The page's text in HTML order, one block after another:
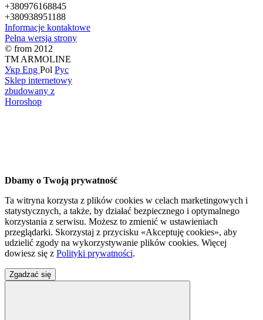
+380976168845
+380938951188
Informacje kontaktowe
Pełna wersja strony
© from 2012
TM ARMOLINE
Укр Eng Pol Рус
Sklep internetowy
zbudowany z
Horoshop
Dbamy o Twoją prywatność
Ta witryna korzysta z plików cookies w celach marketingowych i
statystycznych, a także, by działać bezpiecznego i optymalnego
korzystania z serwisu. Możesz to zmienić w ustawieniach
przeglądarki. Skorzystaj z przycisku «Akceptuję cookies», aby
udzielić zgody na wykorzystywanie plików cookies. Więcej
dowiesz się z Polityki prywatności.
Zgadzać się